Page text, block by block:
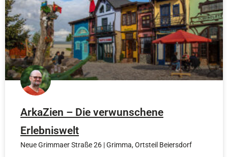
ArkaZien – Die verwunschene
Erlebniswelt
Neue Grimmaer Straße 26 | Grimma, Ortsteil Beiersdorf